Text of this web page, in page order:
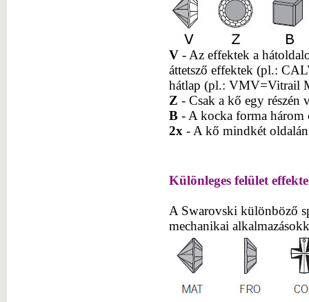
V - Az effektek a
áttetsző effektek (pl.:
hátlap (pl.: VMV=Vitrail
Z - Csak a kő egy részén
B - A kocka forma három
2x - A kő mindkét
Különleges felület
A Swarovski különböző
mechanikai